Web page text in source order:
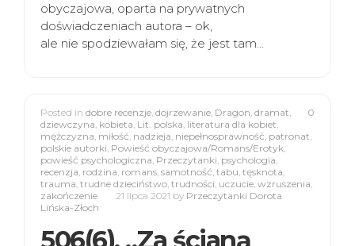
obyczajowa, oparta na prywatnych
doświadczeniach autora – ok,
ale nie spodziewałam się, że jest tam…
0
Posted in dobre recenzje, dojrzewanie, Dragon, dramat,
dziewczyna, kobieta, Lit. polska, literatura dla kobiet,
mężczyzna, miłość, nadzieja, niepełnosprawność, patronat,
polskie autorki, Powieść obyczajowa/Romans/Erotyk,
powieść psychologiczna, Przeczytanki, psychologia,
recenzja, rodzina, romans, samotność, tabu, tęsknota,
trauma, trudne dzieciństwo, trudności, uczucie, wzruszenia,
zakończenie
21 lipca 2021 by Przeczytanki Dorota
Lińska-Złoch